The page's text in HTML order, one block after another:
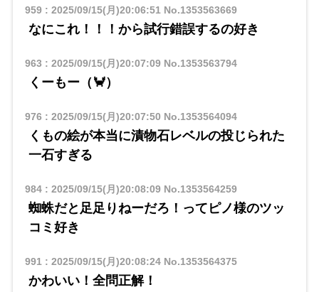
959: 2025/09/15(月)20:06:51 No.1353563669
なにこれ！！！から試行錯誤するの好き
963 : 2025/09/15(月)20:07:09No.1353563794
くーもー（🦀）
976 : 2025/09/15(月)20:07:50 No.1353564094
くもの絵が本当に漬物石レベルの投じられた
一石すぎる
984: 2025/09/15(月)20:08:09No.1353564259
蜘蛛だと足足りねーだろ！ってピノ様のツッ
コミ好き
991 : 2025/09/15(月)20:08:24No.1353564375
かわいい！全問正解！